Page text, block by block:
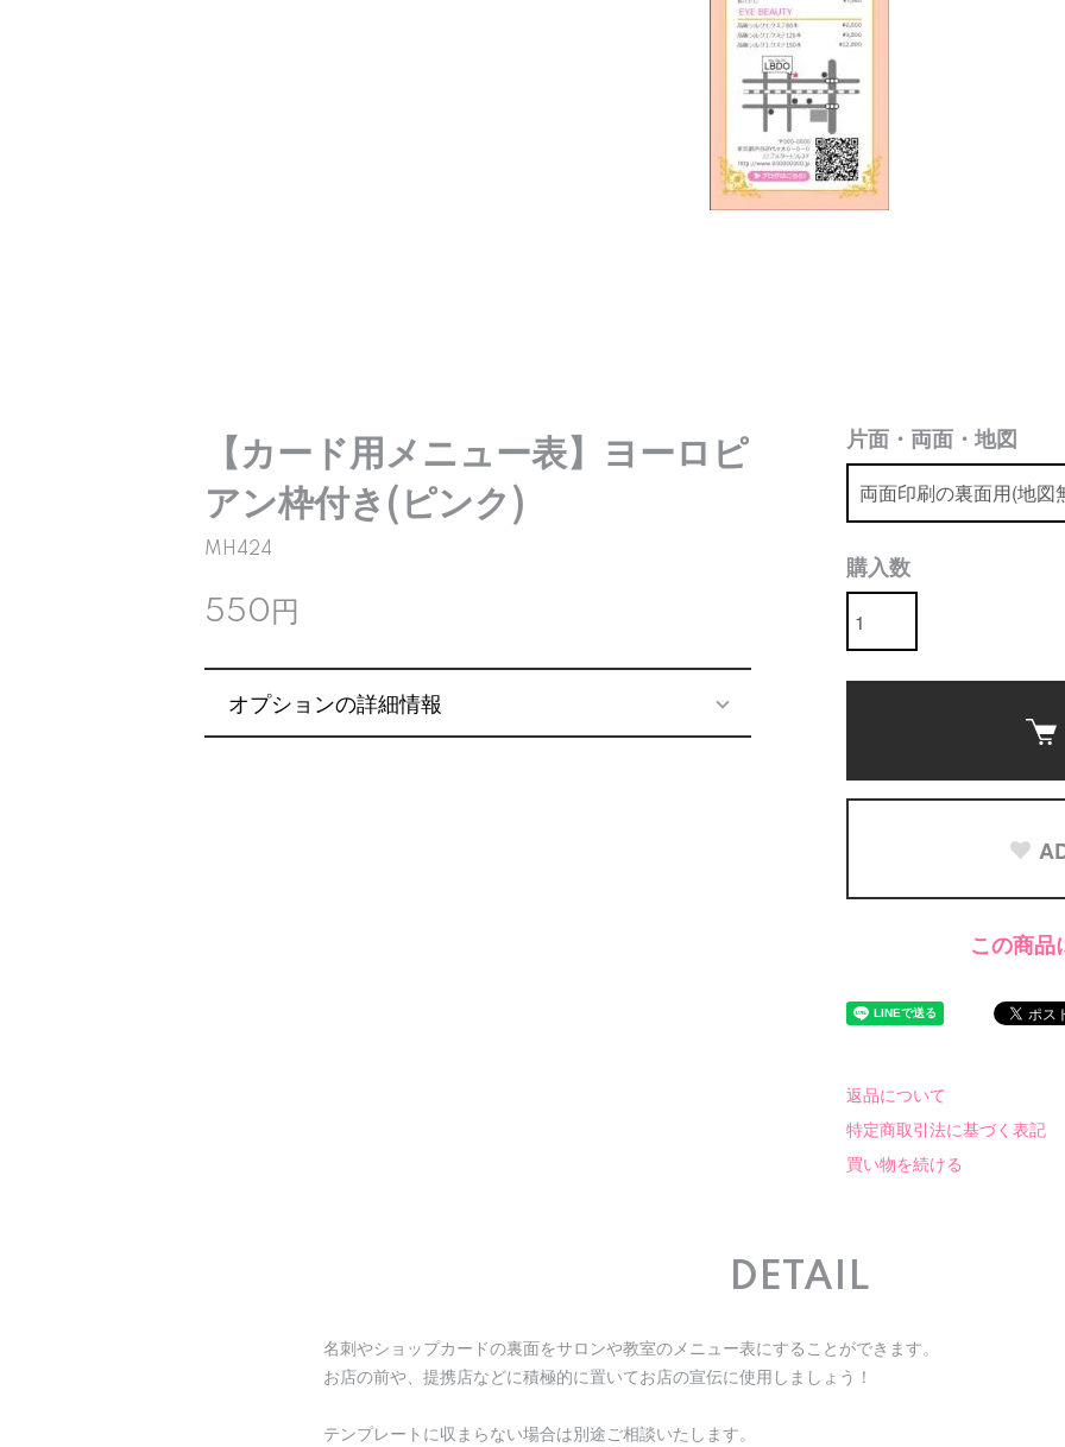
【カード用メニュー表】ヨーロピ
アン枠付き(ピンク)
MH424
550円
オプションの詳細情報
片面・両面・地図
購入数
この商品
返品について
特定商取引法に基づく表記
買い物を続ける
DETAIL
名刺やショップカードの裏面をサロンや教室のメニュー表にすることができます。
お店の前や、提携店などに積極的に置いてお店の宣伝に使用しましょう！
テンプレートに収まらない場合は別途ご相談いたします。